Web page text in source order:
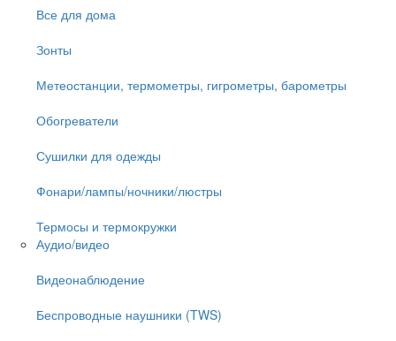
Все для дома
Зонты
Метеостанции, термометры, гигрометры, барометры
Обогреватели
Сушилки для одежды
Фонари/лампы/ночники/люстры
Термосы и термокружки
Аудио/видео
Видеонаблюдение
Беспроводные наушники (TWS)